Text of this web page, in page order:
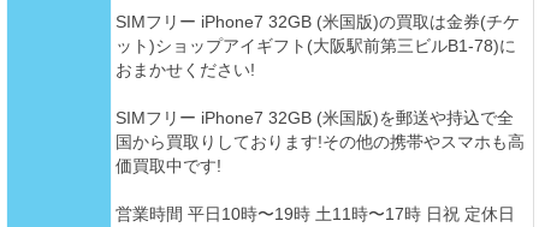
SIMフリー iPhone7 32GB (米国版)の買取は金券(チケ
ット)ショップアイギフト(大阪駅前第三ビルB1-78)に
おまかせください!
SIMフリー iPhone7 32GB (米国版)を郵送や持込で全
国から買取りしております!その他の携帯やスマホも高
価買取中です!
営業時間 平日10時〜19時 土11時〜17時 日祝 定休日